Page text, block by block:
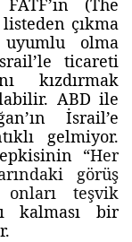
(The
çıkma
olma
ticareti
kızdırmak
ABD ile
İsrail’e
gelmiyor.
“Her
görüş
onları teşvik
kalması bir